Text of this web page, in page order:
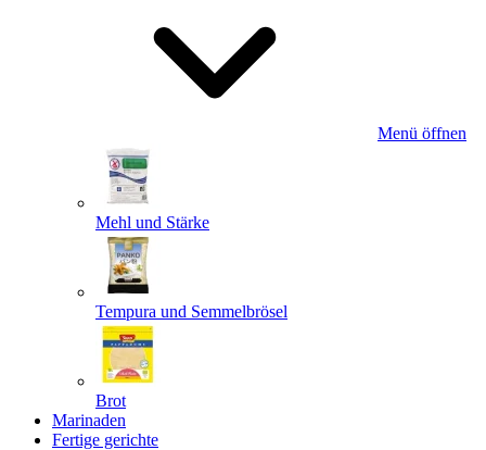
Menü öffnen
Mehl und Stärke
Tempura und Semmelbrösel
Brot
Marinaden
Fertige gerichte